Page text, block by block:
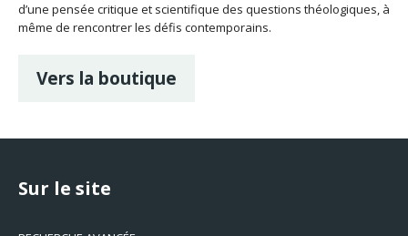
d’une pensée critique et scientifique des questions théologiques, à
même de rencontrer les défis contemporains.
Vers la boutique
Sur le site